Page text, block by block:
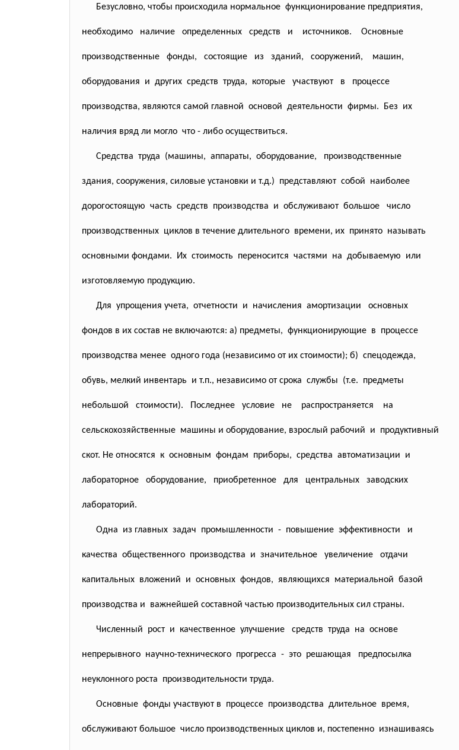
Безусловно, чтобы происходила нормальное функционирование предприятия,
необходимо наличие определенных средств и источников. Основные
производственные фонды, состоящие из зданий, сооружений, машин,
оборудования и других средств труда, которые участвуют в процессе
производства, являются самой главной основой деятельности фирмы. Без их
наличия вряд ли могло что - либо осуществиться.
Средства труда (машины, аппараты, оборудование, производственные
здания, сооружения, силовые установки и т.д.) представляют собой наиболее
дорогостоящую часть средств производства и обслуживают большое число
производственных циклов в течение длительного времени, их принято называть
основными фондами. Их стоимость переносится частями на добываемую или
изготовляемую продукцию.
Для упрощения учета, отчетности и начисления амортизации основных
фондов в их состав не включаются: а) предметы, функционирующие в процессе
производства менее одного года (независимо от их стоимости); б) спецодежда,
обувь, мелкий инвентарь и т.п., независимо от срока службы (т.е. предметы
небольшой стоимости). Последнее условие не распространяется на
сельскохозяйственные машины и оборудование, взрослый рабочий и продуктивный
скот. Не относятся к основным фондам приборы, средства автоматизации и
лабораторное оборудование, приобретенное для центральных заводских
лабораторий.
Одна из главных задач промышленности - повышение эффективности и
качества общественного производства и значительное увеличение отдачи
капитальных вложений и основных фондов, являющихся материальной базой
производства и важнейшей составной частью производительных сил страны.
Численный рост и качественное улучшение средств труда на основе
непрерывного научно-технического прогресса - это решающая предпосылка
неуклонного роста производительности труда.
Основные фонды участвуют в процессе производства длительное время,
обслуживают большое число производственных циклов и, постепенно изнашиваясь